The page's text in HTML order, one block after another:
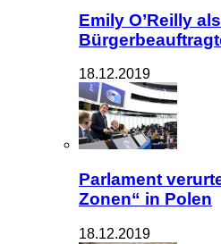
Emily O’Reilly
18.12.2019
Parlament
Zonen“ in Polen
18.12.2019